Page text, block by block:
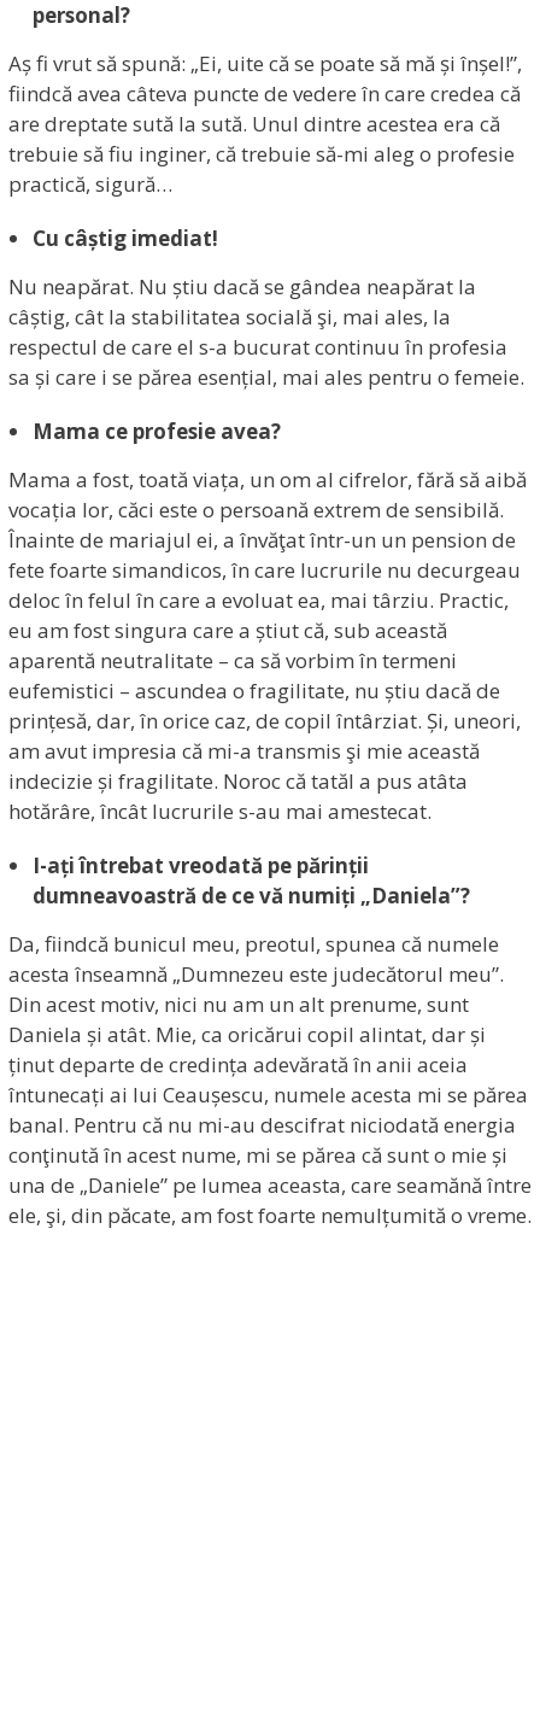
personal?
Aș fi vrut să spună: „Ei, uite că se poate să mă și înșel!”,
fiindcă avea câteva puncte de vedere în care credea că
are dreptate sută la sută. Unul dintre acestea era că
trebuie să fiu inginer, că trebuie să-mi aleg o profesie
practică, sigură…
Cu câștig imediat!
Nu neapărat. Nu știu dacă se gândea neapărat la
câștig, cât la stabilitatea socială şi, mai ales, la
respectul de care el s-a bucurat continuu în profesia
sa și care i se părea esențial, mai ales pentru o femeie.
Mama ce profesie avea?
Mama a fost, toată viața, un om al cifrelor, fără să aibă
vocația lor, căci este o persoană extrem de sensibilă.
Înainte de mariajul ei, a învăţat într-un un pension de
fete foarte simandicos, în care lucrurile nu decurgeau
deloc în felul în care a evoluat ea, mai târziu. Practic,
eu am fost singura care a știut că, sub această
aparentă neutralitate – ca să vorbim în termeni
eufemistici – ascundea o fragilitate, nu știu dacă de
prințesă, dar, în orice caz, de copil întârziat. Și, uneori,
am avut impresia că mi-a transmis şi mie această
indecizie și fragilitate. Noroc că tatăl a pus atâta
hotărâre, încât lucrurile s-au mai amestecat.
I-ați întrebat vreodată pe părinții
dumneavoastră de ce vă numiți „Daniela”?
Da, fiindcă bunicul meu, preotul, spunea că numele
acesta înseamnă „Dumnezeu este judecătorul meu”.
Din acest motiv, nici nu am un alt prenume, sunt
Daniela și atât. Mie, ca oricărui copil alintat, dar și
ținut departe de credința adevărată în anii aceia
întunecați ai lui Ceaușescu, numele acesta mi se părea
banal. Pentru că nu mi-au descifrat niciodată energia
conţinută în acest nume, mi se părea că sunt o mie și
una de „Daniele” pe lumea aceasta, care seamănă între
ele, şi, din păcate, am fost foarte nemulțumită o vreme.